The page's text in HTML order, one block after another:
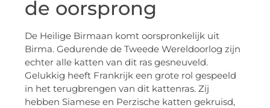
de oorsprong
De Heilige Birmaan komt oorspronkelijk uit
Birma. Gedurende de Tweede Wereldoorlog zijn
echter alle katten van dit ras gesneuveld.
Gelukkig heeft Frankrijk een grote rol gespeeld
in het terugbrengen van dit kattenras. Zij
hebben Siamese en Perzische katten gekruisd,